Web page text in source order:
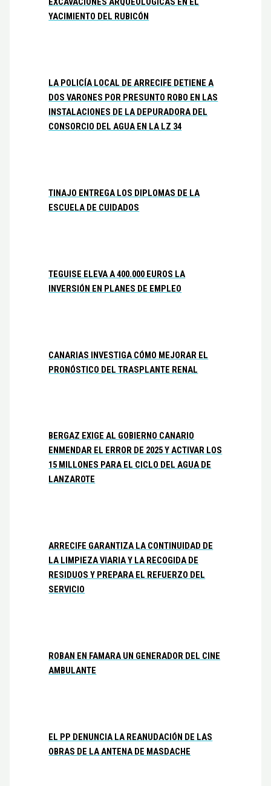
YACIMIENTO DEL RUBICÓN
LA POLICÍA LOCAL DE ARRECIFE DETIENE A
DOS VARONES POR PRESUNTO ROBO EN LAS
INSTALACIONES DE LA DEPURADORA DEL
CONSORCIO DEL AGUA EN LA LZ 34
TINAJO ENTREGA LOS DIPLOMAS DE LA
ESCUELA DE CUIDADOS
TEGUISE ELEVA A 400.000 EUROS LA
INVERSIÓN EN PLANES DE EMPLEO
CANARIAS INVESTIGA CÓMO MEJORAR EL
PRONÓSTICO DEL TRASPLANTE RENAL
BERGAZ EXIGE AL GOBIERNO CANARIO
ENMENDAR EL ERROR DE 2025 Y ACTIVAR LOS
15 MILLONES PARA EL CICLO DEL AGUA DE
LANZAROTE
ARRECIFE GARANTIZA LA CONTINUIDAD DE
LA LIMPIEZA VIARIA Y LA RECOGIDA DE
RESIDUOS Y PREPARA EL REFUERZO DEL
SERVICIO
ROBAN EN FAMARA UN GENERADOR DEL CINE
AMBULANTE
EL PP DENUNCIA LA REANUDACIÓN DE LAS
OBRAS DE LA ANTENA DE MASDACHE